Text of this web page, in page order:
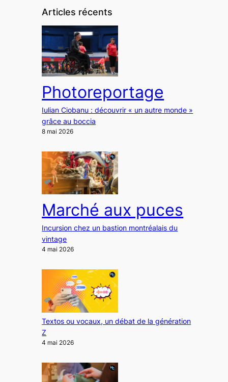
Articles récents
Photoreportage
Iulian Ciobanu : découvrir « un autre monde »
grâce au boccia
8 mai 2026
Marché aux puces
Incursion chez un bastion montréalais du
vintage
4 mai 2026
Textos ou vocaux, un débat de la génération
Z
4 mai 2026